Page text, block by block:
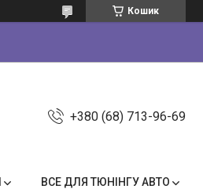
Кошик
+380 (68) 713-96-69
ВСЕ ДЛЯ ТЮНІНГУ АВТО